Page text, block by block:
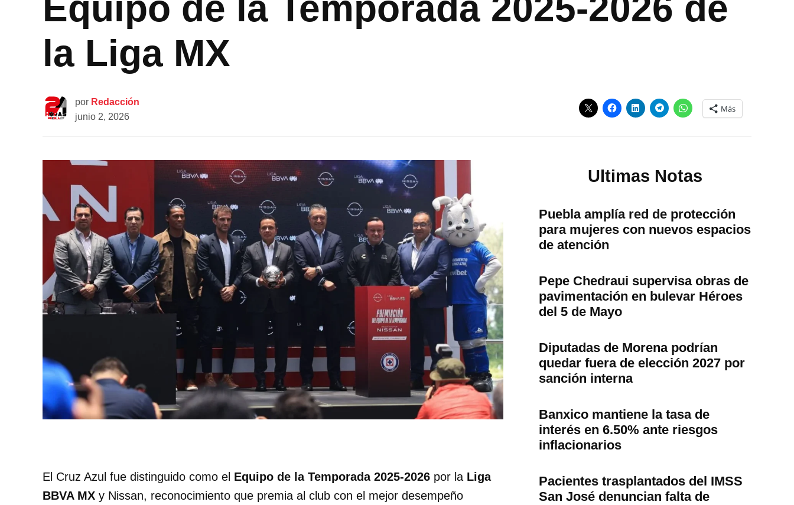
la Liga MX
por Redacción
junio 2, 2026
Más
El Cruz Azul fue distinguido como el Equipo de la Temporada 2025-2026 por la Liga
BBVA MX y Nissan, reconocimiento que premia al club con el mejor desempeño
Ultimas Notas
Puebla amplía red de protección
para mujeres con nuevos espacios
de atención
Pepe Chedraui supervisa obras de
pavimentación en bulevar Héroes
del 5 de Mayo
Diputadas de Morena podrían
quedar fuera de elección 2027 por
sanción interna
Banxico mantiene la tasa de
interés en 6.50% ante riesgos
inflacionarios
Pacientes trasplantados del IMSS
San José denuncian falta de